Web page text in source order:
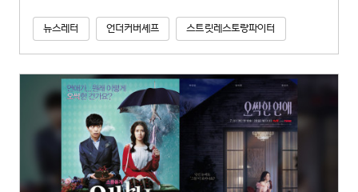
뉴스레터 언더커버셰프 스트릿레스토랑파이터